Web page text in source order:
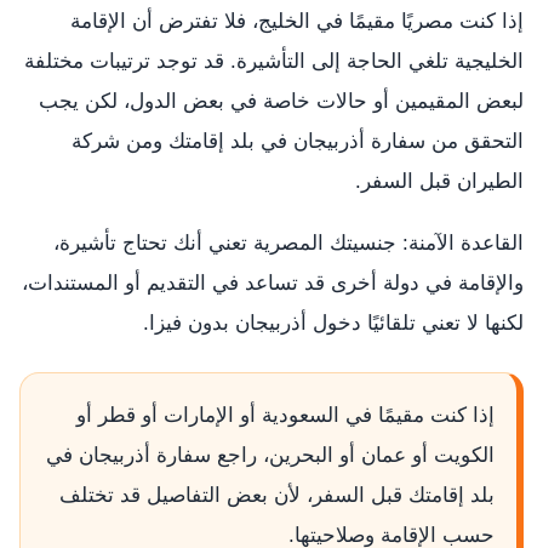
إذا كنت مصريًا مقيمًا في الخليج، فلا تفترض أن الإقامة
الخليجية تلغي الحاجة إلى التأشيرة. قد توجد ترتيبات مختلفة
لبعض المقيمين أو حالات خاصة في بعض الدول، لكن يجب
التحقق من سفارة أذربيجان في بلد إقامتك ومن شركة
الطيران قبل السفر.
القاعدة الآمنة: جنسيتك المصرية تعني أنك تحتاج تأشيرة،
والإقامة في دولة أخرى قد تساعد في التقديم أو المستندات،
لكنها لا تعني تلقائيًا دخول أذربيجان بدون فيزا.
إذا كنت مقيمًا في السعودية أو الإمارات أو قطر أو
الكويت أو عمان أو البحرين، راجع سفارة أذربيجان في
بلد إقامتك قبل السفر، لأن بعض التفاصيل قد تختلف
حسب الإقامة وصلاحيتها.